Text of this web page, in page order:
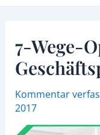
7-Wege-
Kommentar
2017